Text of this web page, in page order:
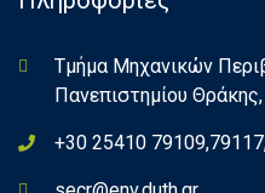
Τμήμα Μηχανικών
Πανεπιστημίου
+30 25410